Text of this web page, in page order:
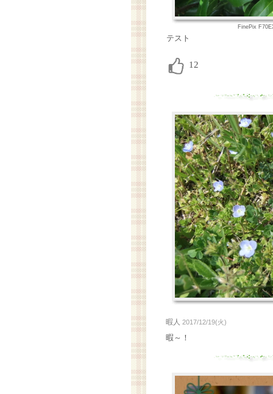
FinePix
テスト
暇人 2017/12/19(火)
暇～！